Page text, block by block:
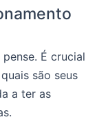
É crucial
são seus
a ter as